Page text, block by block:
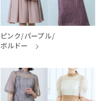
ピンク/パープル/
ボルドー